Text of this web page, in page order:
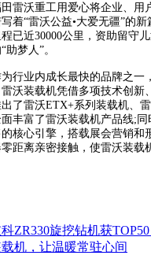
雷沃重工用爱心将企业、用
着“雷沃公益•大爱无疆”的新
已近30000公里，资助留守
梦人”。
业内成长最快的品牌之一
沃装载机凭借多项技术创新
了雷沃ETX+系列装载机、
丰富了雷沃装载机产品线;
核心引擎，搭载展会营销和
距离亲密接触，使雷沃装载
ZR330旋挖钻机获
机，让温暖常驻心间